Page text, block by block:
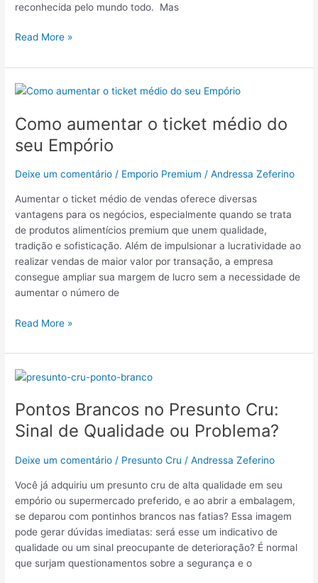
reconhecida pelo mundo todo. Mas
Read More »
Como aumentar o ticket médio do
seu Empório
Deixe um comentário / Emporio Premium /Andressa Zeferino
Aumentar o ticket médio de vendas oferece diversas
vantagens para os negócios, especialmente quando se trata
de produtos alimentícios premium que unem qualidade,
tradição e sofisticação. Além de impulsionar a lucratividade ao
realizar vendas de maior valor por transação, a empresa
consegue ampliar sua margem de lucro sem a necessidade de
aumentar o número de
Como
o
médio
Empório
Read More »
Pontos Brancos no Presunto Cru:
Sinal de Qualidade ou Problema?
Deixe um comentário / Presunto Cru /Andressa Zeferino
Você já adquiriu um presunto cru de alta qualidade em seu
empório ou supermercado preferido, e ao abrir a embalagem,
se deparou com pontinhos brancos nas fatias? Essa imagem
pode gerar dúvidas imediatas: será esse um indicativo de
qualidade ou um sinal preocupante de deterioração? É normal
que surjam questionamentos sobre a segurança e o
Pontos
no
Presunto
Cru:
Sinal
Qualidade
ou
Problema?